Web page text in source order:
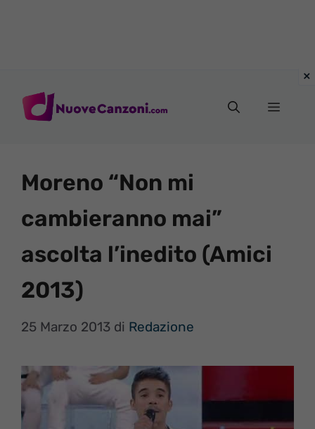
Menu
Moreno “Non mi
cambieranno mai”
ascolta l’inedito (Amici
2013)
25 Marzo 2013 di Redazione